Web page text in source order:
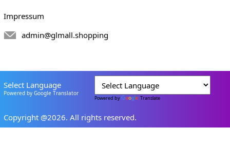
Impressum
admin@glmall.shopping
Select Language
Powered by Google Translator
Powered by Translate
Copyright @2026. All rights reserved.